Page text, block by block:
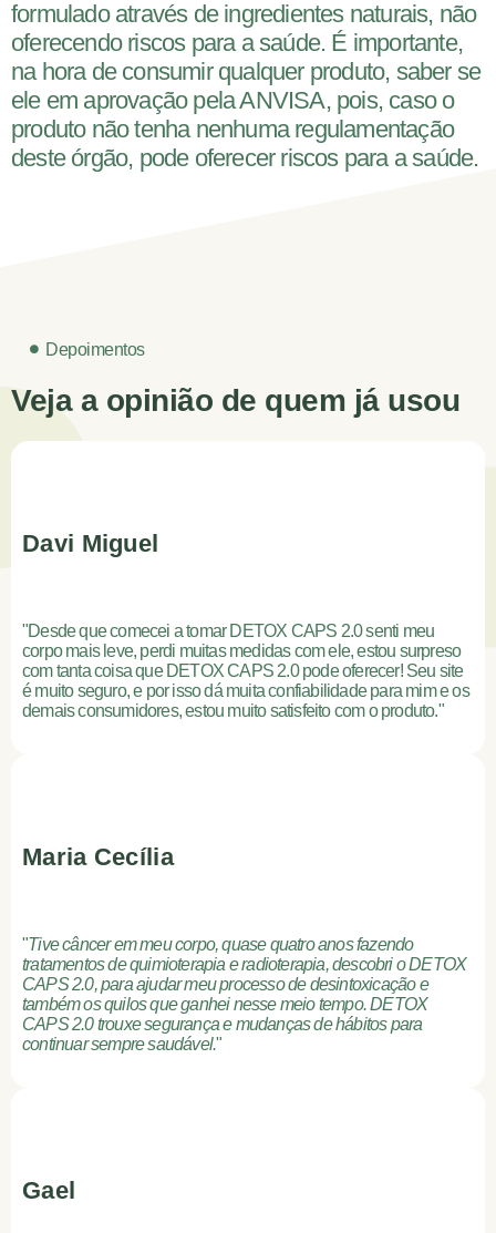
formulado através de ingredientes naturais, não
oferecendo riscos para a saúde. É importante,
na hora de consumir qualquer produto, saber se
ele em aprovação pela ANVISA, pois, caso o
produto não tenha nenhuma regulamentação
deste órgão, pode oferecer riscos para a saúde.
Depoimentos
Veja a opinião de quem já usou
Davi Miguel
"Desde que comecei a tomar DETOX CAPS 2.0 senti meu
corpo mais leve, perdi muitas medidas com ele, estou surpreso
com tanta coisa que DETOX CAPS 2.0 pode oferecer! Seu site
é muito seguro, e por isso dá muita confiabilidade para mim e os
demais consumidores, estou muito satisfeito com o produto."
Maria Cecília
"Tive câncer em meu corpo, quase quatro anos fazendo
tratamentos de quimioterapia e radioterapia, descobri o DETOX
CAPS 2.0, para ajudar meu processo de desintoxicação e
também os quilos que ganhei nesse meio tempo. DETOX
CAPS 2.0 trouxe segurança e mudanças de hábitos para
continuar sempre saudável."
Gael